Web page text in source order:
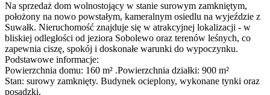
Na sprzedaż dom wolnostojący w stanie surowym zamkniętym,
położony na nowo powstałym, kameralnym osiedlu na wyjeździe z
Suwałk. Nieruchomość znajduje się w atrakcyjnej lokalizacji - w
bliskiej odległości od jeziora Sobolewo oraz terenów leśnych, co
zapewnia ciszę, spokój i doskonałe warunki do wypoczynku.
Podstawowe informacje:
Powierzchnia domu: 160 m² .Powierzchnia działki: 900 m²
Stan: surowy zamknięty. Budynek ocieplony, wykonane tynki oraz
posadzki.